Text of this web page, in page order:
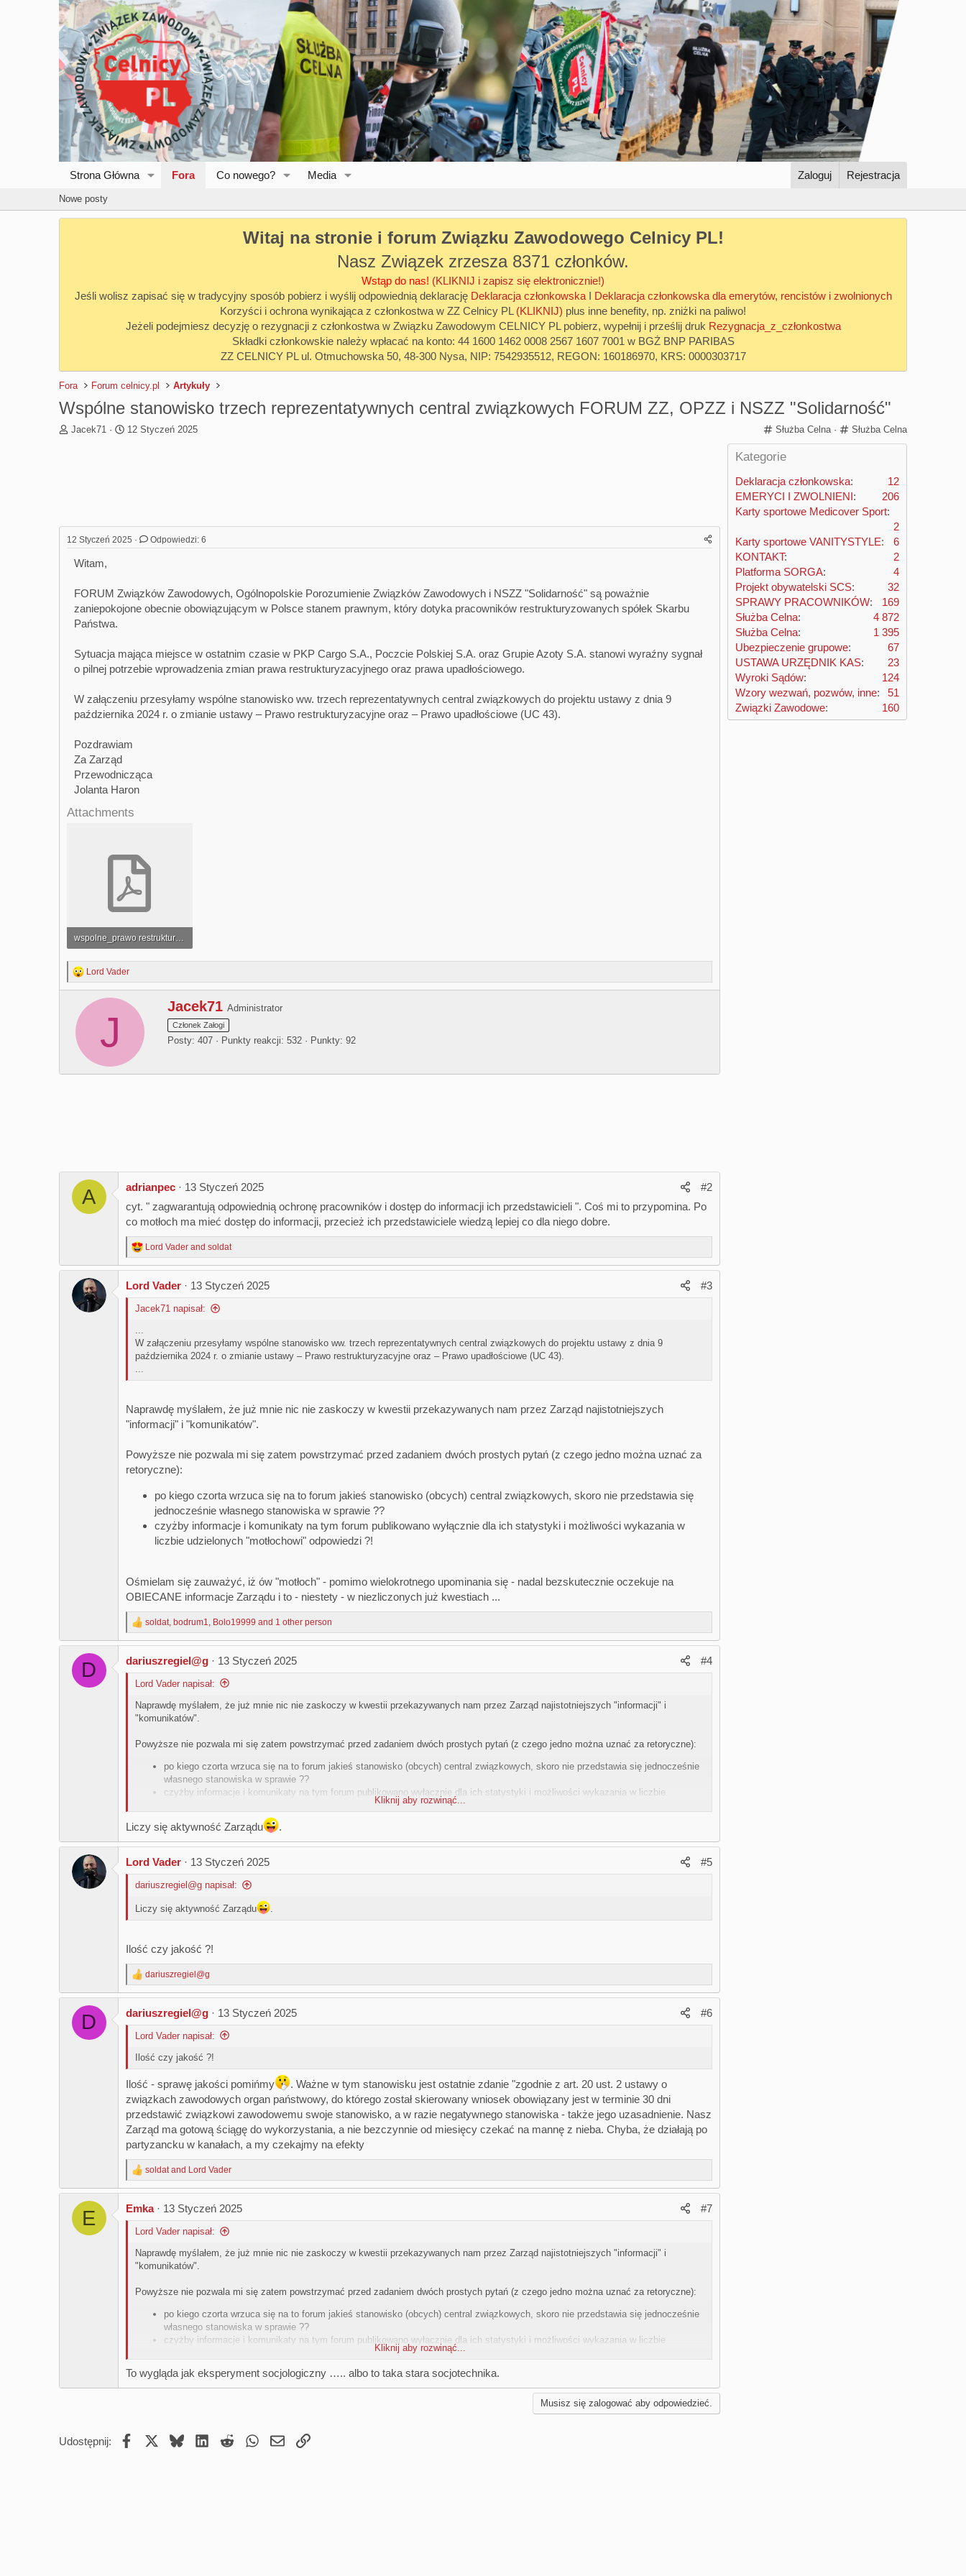
Strona Główna Fora Co nowego? Media Zaloguj Rejestracja
Nowe posty
Witaj na stronie i forum Związku Zawodowego Celnicy PL!
Nasz Związek zrzesza 8371 członków.
Wstąp do nas! (KLIKNIJ i zapisz się elektronicznie!)
Jeśli wolisz zapisać się w tradycyjny sposób pobierz i wyślij odpowiednią deklaracjęDeklaracja członkowska I Deklaracja członkowska dla emerytów, rencistów i zwolnionych
Korzyści i ochrona wynikająca z członkostwa w ZZ Celnicy PL (KLIKNIJ) plus inne benefity, np. zniżki na paliwo!
Jeżeli podejmiesz decyzję o rezygnacji z członkostwa w Związku Zawodowym CELNICY PL pobierz, wypełnij i prześlij druk Rezygnacja_z_członkostwa
Składki członkowskie należy wpłacać na konto: 44 1600 1462 0008 2567 1607 7001 w BGŻ BNP PARIBAS
ZZ CELNICY PL ul. Otmuchowska 50, 48-300 Nysa, NIP: 7542935512, REGON: 160186970, KRS: 0000303717
Fora Forum celnicy.pl Artykuły
Wspólne stanowisko trzech reprezentatywnych central związkowych FORUM ZZ, OPZZ i NSZZ "Solidarność"
C
a
t
g
o
Służba Celna
C
a
g
o
Służba Celna
T
r
Jacek71
R
y
12 Styczeń 2025
12 Styczeń 2025 Odpowiedzi: 6
Witam,
FORUM Związków Zawodowych, Ogólnopolskie Porozumienie Związków Zawodowych i NSZZ "Solidarność" są poważnie
zaniepokojone obecnie obowiązującym w Polsce stanem prawnym, który dotyka pracowników restrukturyzowanych spółek Skarbu
Państwa.
Sytuacja mająca miejsce w ostatnim czasie w PKP Cargo S.A., Poczcie Polskiej S.A. oraz Grupie Azoty S.A. stanowi wyraźny sygnał
o pilnej potrzebie wprowadzenia zmian prawa restrukturyzacyjnego oraz prawa upadłościowego.
W załączeniu przesyłamy wspólne stanowisko ww. trzech reprezentatywnych central związkowych do projektu ustawy z dnia 9
października 2024 r. o zmianie ustawy – Prawo restrukturyzacyjne oraz – Prawo upadłościowe (UC 43).
Pozdrawiam
Za Zarząd
Przewodnicząca
Jolanta Haron
Attachments
wspolne_prawo restrukturyzacyjne[1].pdf
997,7 KB · Wyświetleń: 219
R
e
Lord Vader
J
W
r
t
Jacek71 Administrator
Członek Załogi
Posty 407 Punkty reakcji 532 Punkty 92
A adrianpec 13 Styczeń 2025
#2
cyt. " zagwarantują odpowiednią ochronę pracowników i dostęp do informacji ich przedstawicieli ". Coś mi to przypomina. Po
co motłoch ma mieć dostęp do informacji, przecież ich przedstawiciele wiedzą lepiej co dla niego dobre.
R
e
c
t
Lord Vader and soldat
Lord Vader 13 Styczeń 2025 #3
Jacek71 napisał:
...
W załączeniu przesyłamy wspólne stanowisko ww. trzech reprezentatywnych central związkowych do projektu ustawy z dnia 9
października 2024 r. o zmianie ustawy – Prawo restrukturyzacyjne oraz – Prawo upadłościowe (UC 43).
...
Naprawdę myślałem, że już mnie nic nie zaskoczy w kwestii przekazywanych nam przez Zarząd najistotniejszych
"informacji" i "komunikatów".
Powyższe nie pozwala mi się zatem powstrzymać przed zadaniem dwóch prostych pytań (z czego jedno można uznać za
retoryczne):
po kiego czorta wrzuca się na to forum jakieś stanowisko (obcych) central związkowych, skoro nie przedstawia się
jednocześnie własnego stanowiska w sprawie ??
czyżby informacje i komunikaty na tym forum publikowano wyłącznie dla ich statystyki i możliwości wykazania w
liczbie udzielonych "motłochowi" odpowiedzi ?!
Ośmielam się zauważyć, iż ów "motłoch" - pomimo wielokrotnego upominania się - nadal bezskutecznie oczekuje na
OBIECANE informacje Zarządu i to - niestety - w niezliczonych już kwestiach ...
R
e
c
t
soldat bodrum1 Bolo19999 and 1 other person
D dariuszregiel@g 13 Styczeń 2025 #4
Lord Vader napisał:
Naprawdę myślałem, że już mnie nic nie zaskoczy w kwestii przekazywanych nam przez Zarząd najistotniejszych "informacji" i
"komunikatów".
Powyższe nie pozwala mi się zatem powstrzymać przed zadaniem dwóch prostych pytań (z czego jedno można uznać za retoryczne):
po kiego czorta wrzuca się na to forum jakieś stanowisko (obcych) central związkowych, skoro nie przedstawia się jednocześnie
własnego stanowiska w sprawie ??
czyżby informacje i komunikaty na tym forum publikowano wyłącznie dla ich statystyki i możliwości wykazania w liczbie
Ośmielam się zauważyć, iż ów "motłoch" - pomimo wielokrotnego upominania się - nadal bezskutecznie oczekuje na OBIECANE
Kliknij aby rozwinąć...
Liczy się aktywność Zarządu .
Lord Vader 13 Styczeń 2025 #5
dariuszregiel@g napisał:
Liczy się aktywność Zarządu .
Ilość czy jakość ?!
R
e
c
t
s
:
dariuszregiel@g
D dariuszregiel@g 13 Styczeń 2025 #6
Lord Vader napisał:
Ilość czy jakość ?!
Ilość - sprawę jakości pomińmy
. Ważne w tym stanowisku jest ostatnie zdanie "zgodnie z art. 20 ust. 2 ustawy o
związkach zawodowych organ państwowy, do którego został skierowany wniosek obowiązany jest w terminie 30 dni
przedstawić związkowi zawodowemu swoje stanowisko, a w razie negatywnego stanowiska - także jego uzasadnienie. Nasz
Zarząd ma gotową ściągę do wykorzystania, a nie bezczynnie od miesięcy czekać na mannę z nieba. Chyba, że działają po
partyzancku w kanałach, a my czekajmy na efekty
R
e
c
t
soldatand Lord Vader
E Emka 13 Styczeń 2025 #7
Lord Vader napisał:
Naprawdę myślałem, że już mnie nic nie zaskoczy w kwestii przekazywanych nam przez Zarząd najistotniejszych "informacji" i
"komunikatów".
Powyższe nie pozwala mi się zatem powstrzymać przed zadaniem dwóch prostych pytań (z czego jedno można uznać za retoryczne):
po kiego czorta wrzuca się na to forum jakieś stanowisko (obcych) central związkowych, skoro nie przedstawia się jednocześnie
własnego stanowiska w sprawie ??
czyżby informacje i komunikaty na tym forum publikowano wyłącznie dla ich statystyki i możliwości wykazania w liczbie
Ośmielam się zauważyć, iż ów "motłoch" - pomimo wielokrotnego upominania się - nadal bezskutecznie oczekuje na OBIECANE
Kliknij aby rozwinąć...
To wygląda jak eksperyment socjologiczny ….. albo to taka stara socjotechnika.
Musisz się zalogować aby odpowiedzieć.
Udostępnij: Facebook BlueskyLinkedIn
Reddit WhatsApp
EmailUmieść Link
Kategorie
Deklaracja członkowska
12
EMERYCI I ZWOLNIENI
206
Karty sportowe Medicover Sport
2
Karty sportowe VANITYSTYLE
6
KONTAKT
2
Platforma SORGA
4
Projekt obywatelski SCS
32
SPRAWY PRACOWNIKÓW
169
Służba Celna
4 872
Służba Celna
1 395
Ubezpieczenie grupowe
67
USTAWA URZĘDNIK KAS
23
Wyroki Sądów
124
Wzory wezwań, pozwów, inne
51
Związki Zawodowe
160